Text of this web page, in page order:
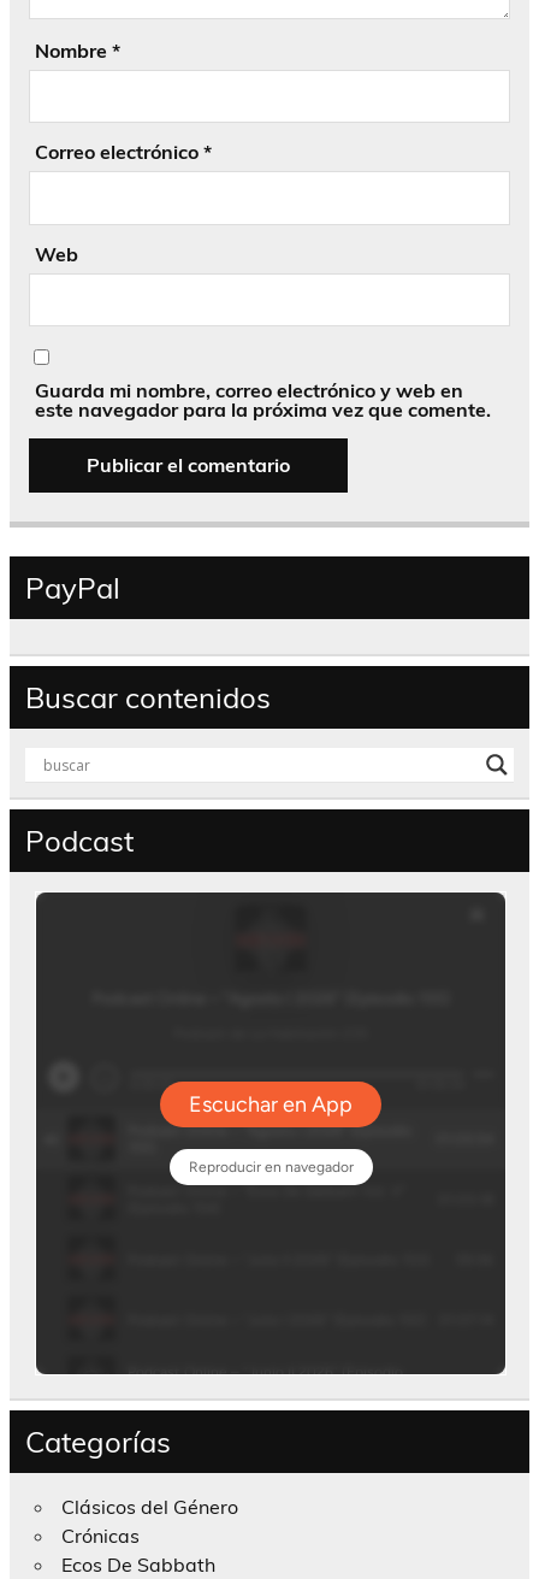
Nombre *
Correo electrónico *
Web
Guarda mi nombre, correo electrónico y web en
este navegador para la próxima vez que comente.
PayPal
Buscar contenidos
Podcast
Categorías
Clásicos del Género
Crónicas
Ecos De Sabbath